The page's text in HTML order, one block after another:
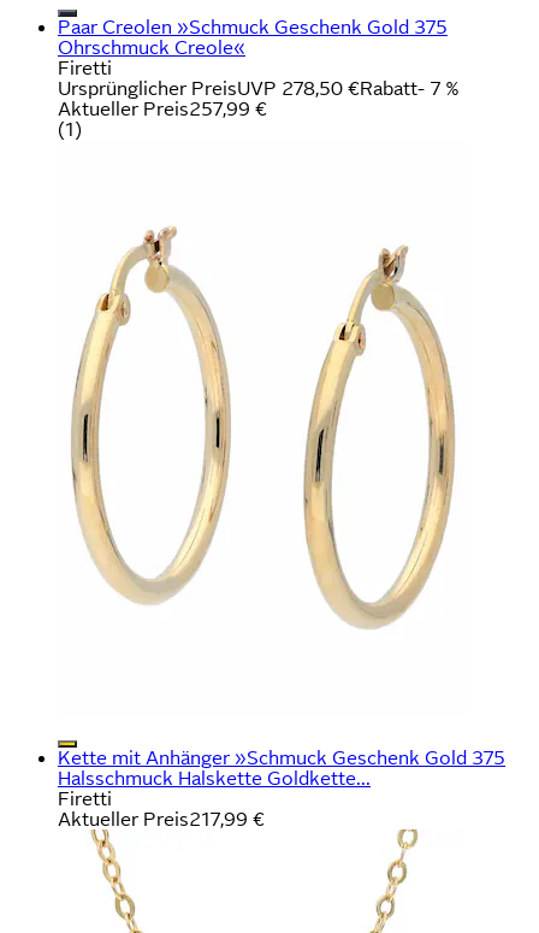
Paar Creolen »Schmuck Geschenk Gold 375
Ohrschmuck Creole«
Firetti
Ursprünglicher PreisUVP 278,50 €Rabatt- 7 %
Aktueller Preis257,99 €
(1)
Kette mit Anhänger »Schmuck Geschenk Gold 375
Halsschmuck Halskette Goldkette...
Firetti
Aktueller Preis217,99 €